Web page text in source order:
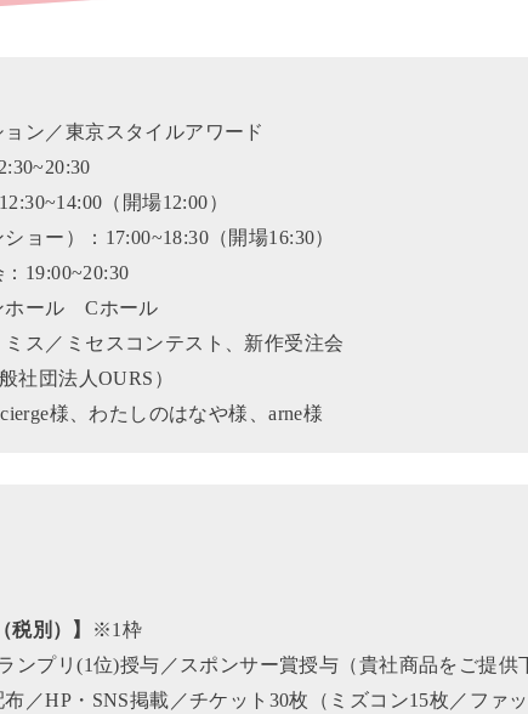
ン／東京スタイルアワード
（開場12:00）
ョー）：17:00~18:30（開場16:30）
19:00~20:30
ホール Cホール
ス／ミセスコンテスト、新作受注会
社団法人OURS）
様、わたしのはなや様、arne様
別）】
※1枠
ンプリ(1位)授与／スポンサー賞授与（貴社商品をご提
／HP・SNS掲載／チケット30枚（ミズコン15枚／ファッ